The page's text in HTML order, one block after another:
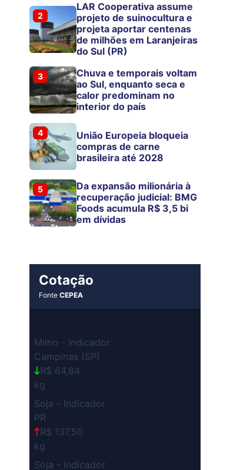
2
LAR Cooperativa assume
projeto de suinocultura e
projeta aportar centenas
de milhões em Laranjeiras
do Sul (PR)
3
Chuva e temporais voltam
ao Sul, enquanto seca e
calor predominam no
interior do país
4
União Europeia bloqueia
compras de carne
brasileira até 2028
5
Da expansão milionária à
recuperação judicial: BMG
Foods acumula R$ 3,5 bi
em dívidas
Cotação
FonteCEPEA
Milho - Indicador
Campinas (SP)
R$ 64,84
kg
Soja - Indicador
PR
R$ 137,50
kg
Soja - Indicador